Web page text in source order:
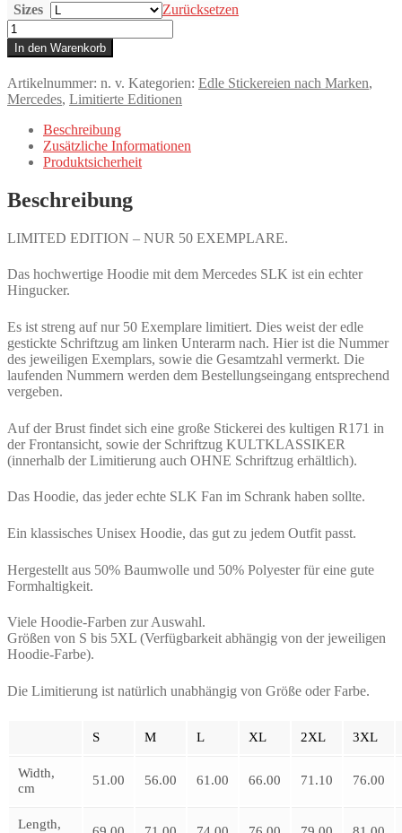
Sizes
Zurücksetzen
Streng
limitiertes
Hoodie,
nur
50
Exemplare,
Mercedes
Frontansicht,
und
edel
Menge
In den Warenkorb
Artikelnummer: n. v. Kategorien: Edle Stickereien nach Marken,
Mercedes, Limitierte Editionen
Beschreibung
Zusätzliche Informationen
Produktsicherheit
Beschreibung
LIMITED EDITION – NUR 50 EXEMPLARE.
Das hochwertige Hoodie mit dem Mercedes SLK ist ein echter
Hingucker.
Es ist streng auf nur 50 Exemplare limitiert. Dies weist der edle
gestickte Schriftzug am linken Unterarm nach. Hier ist die Nummer
des jeweiligen Exemplars, sowie die Gesamtzahl vermerkt. Die
laufenden Nummern werden dem Bestellungseingang entsprechend
vergeben.
Auf der Brust findet sich eine große Stickerei des kultigen R171 in
der Frontansicht, sowie der Schriftzug KULTKLASSIKER
(innerhalb der Limitierung auch OHNE Schriftzug erhältlich).
Das Hoodie, das jeder echte SLK Fan im Schrank haben sollte.
Ein klassisches Unisex Hoodie, das gut zu jedem Outfit passt.
Hergestellt aus 50% Baumwolle und 50% Polyester für eine gute
Formhaltigkeit.
Viele Hoodie-Farben zur Auswahl.
Größen von S bis 5XL (Verfügbarkeit abhängig von der jeweiligen
Hoodie-Farbe).
Die Limitierung ist natürlich unabhängig von Größe oder Farbe.
S M L XL 2XL 3XL
Width,
cm
51.00 56.00 61.00 66.00 71.10 76.00
Length,